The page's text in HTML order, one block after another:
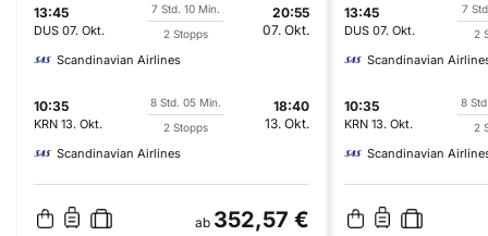
13:45
DUS 07. Okt.
7 Std. 10 Min.
2 Stopps
20:55
07. Okt.
Scandinavian Airlines
10:35
KRN 13. Okt.
8 Std. 05 Min.
2 Stopps
18:40
13. Okt.
Scandinavian Airlines
ab 352,57 €
13:45
DUS 07. Okt.
7
2
Scandinavian
10:35
KRN 13. Okt.
8
2
Scandinavian